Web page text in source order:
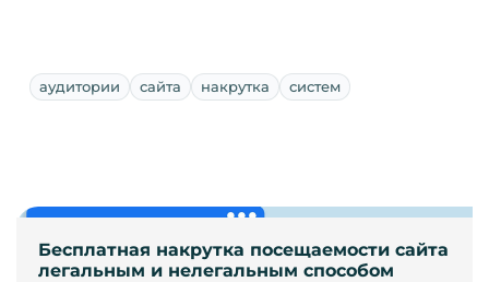
аудитории сайта накрутка систем
Бесплатная накрутка посещаемости сайта
легальным и нелегальным способом